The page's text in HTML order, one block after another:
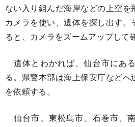
ない入り組んだ海岸などの上空
カメラを使い、遺体を探し出す
ると、カメラをズームアップして
遺体とわかれば、仙台市にあ
る。県警本部は海上保安庁など
を依頼する。
仙台市、東松島市、石巻市、